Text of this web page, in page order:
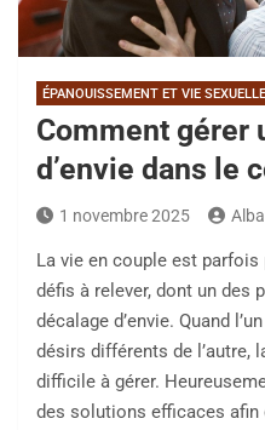
ÉPANOUISSEMENT ET VIE SEXUELLE
Comment gérer
d’envie dans le
1 novembre 2025
La vie en couple est parfois
défis à relever, dont un des
décalage d’envie. Quand
désirs différents de l’autre,
difficile à gérer.
des solutions efficaces